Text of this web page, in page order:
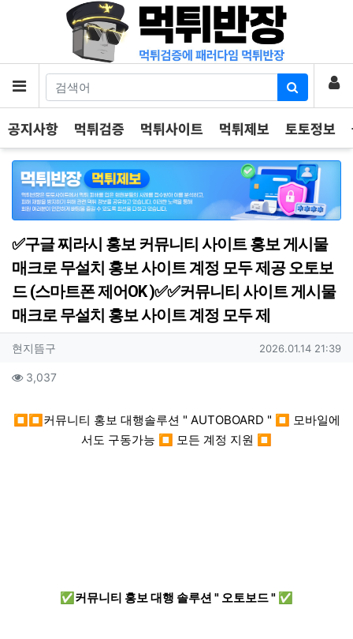
메뉴 로
공지사항 먹튀검증 먹튀사이트 먹튀제보 토토정보
✅구글 찌라시 홍보 커뮤니티 사이트 홍보 게시물
매크로 무설치 홍보 사이트 계정 모두 제공 오토보
드 (스마트폰 제어OK )✅✅커뮤니티 사이트 게시물
매크로 무설치 홍보 사이트 계정 모두 제
작성자 정보
현지뜸구 작성일
2026.01.14 21:39
컨텐츠 정보
3,037조회
⏹⏹커뮤니티 홍보 대행솔루션 " AUTOBOARD " ⏹ 모바일에
서도 구동가능 ⏹ 모든 계정 지원 ⏹
✅커뮤니티 홍보 대행 솔루션 " 오토보드 " ✅